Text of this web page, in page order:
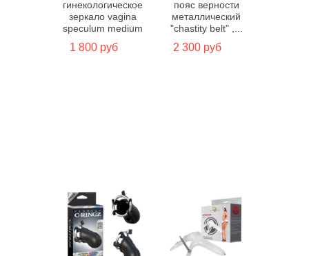
гинекологическое
зеркало vagina
speculum medium
1 800 руб
пояс верности
металлический
"chastity belt" ,...
2 300 руб